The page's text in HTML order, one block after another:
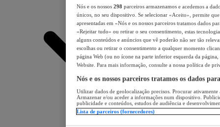
Nós e os nossos 298 parceiros armazenamos e acedemos a
únicos, no seu dispositivo. Se selecionar «Aceito», permite
apresentadas em «Nós e os nossos parceiros tratamos dados
«Rejeitar tudo» ou retirar o seu consentimento, estas
alguns conteúdos e anúncios que vê poderão não ser tão
escolhas ou retirar o consentimento a qualquer momento
página Web (ou no ícone na parte inferior esquerda da página,
Website. Para mais informação, consulte a nossa política de
Nós e os nossos parceiros tratamos os dados
Utilizar dados de geolocalização precisos. Procurar
Armazenar e/ou aceder a informações num dispositivo.
publicidade e conteúdos, estudos de audiência e
Lista de parceiros (fornecedores)